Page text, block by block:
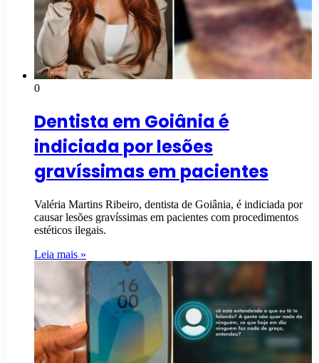
0
Dentista em Goiânia é
indiciada por lesões
gravíssimas em pacientes
Valéria Martins Ribeiro, dentista de Goiânia, é indiciada por
causar lesões gravíssimas em pacientes com procedimentos
estéticos ilegais.
Leia mais »